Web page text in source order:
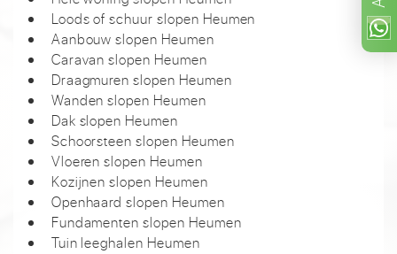
Loods of schuur slopen Heumen
Aanbouw slopen Heumen
Caravan slopen Heumen
Draagmuren slopen Heumen
Wanden slopen Heumen
Dak slopen Heumen
Schoorsteen slopen Heumen
Vloeren slopen Heumen
Kozijnen slopen Heumen
Openhaard slopen Heumen
Fundamenten slopen Heumen
Tuin leeghalen Heumen